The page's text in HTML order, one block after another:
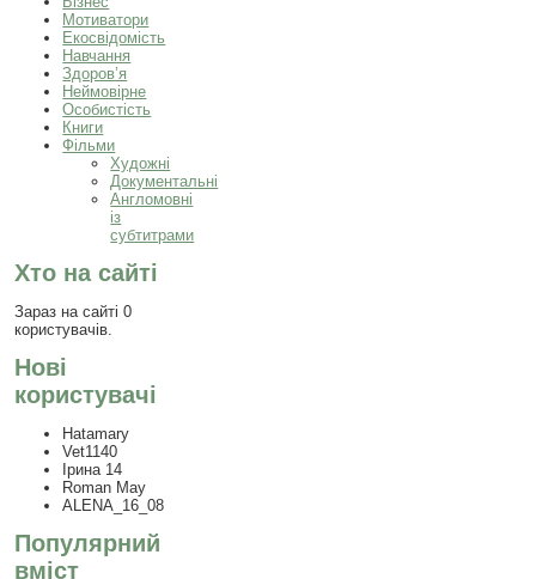
Мотиватори
Екосвідомість
Навчання
Здоров’я
Неймовірне
Особистість
Книги
Фільми
Художні
Документальні
Англомовні
із
субтитрами
Хто на сайті
Зараз на сайті 0
користувачів.
Нові
користувачі
Hatamary
Vet1140
Ірина 14
Roman May
ALENA_16_08
Популярний
вміст